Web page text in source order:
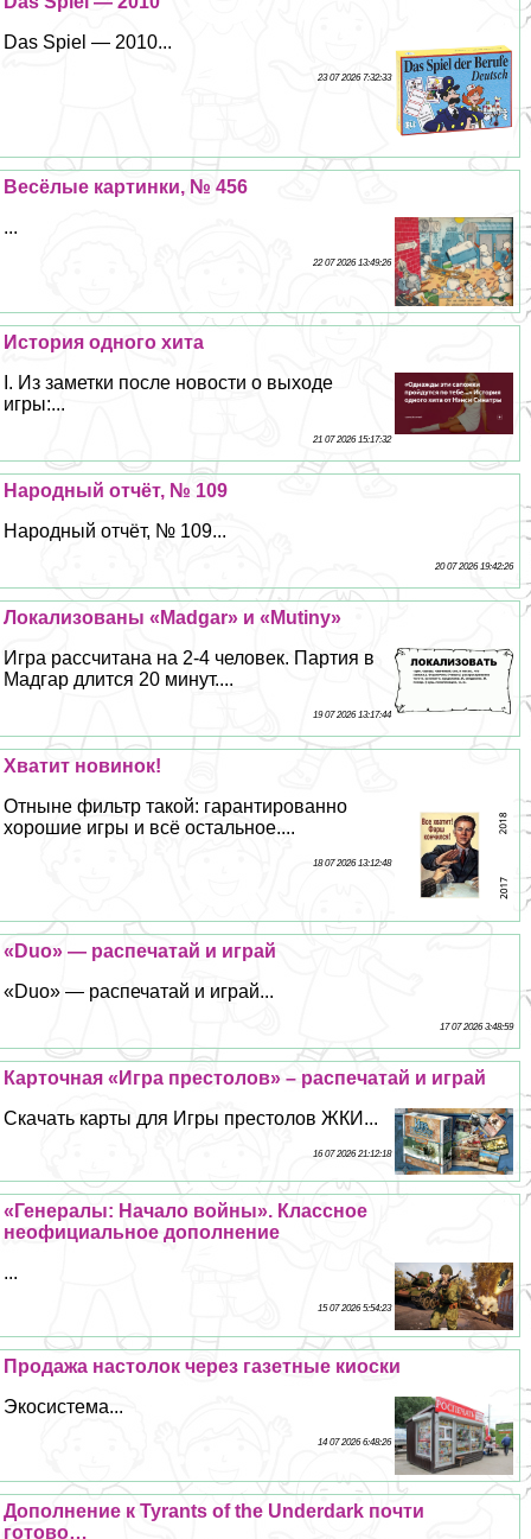
Das Spiel — 2010...
23 07 2026 7:32:33
Весёлые картинки, № 456
...
22 07 2026 13:49:26
История одного хита
I. Из заметки после новости о выходе
игры:...
21 07 2026 15:17:32
Народный отчёт, № 109
Народный отчёт, № 109...
20 07 2026 19:42:26
Локализованы «Madgar» и «Mutiny»
Игра рассчитана на 2-4 человек. Партия в
Мадгар длится 20 минут....
19 07 2026 13:17:44
Хватит новинок!
Отныне фильтр такой: гарантированно
хорошие игры и всё остальное....
18 07 2026 13:12:48
«Duo» — распечатай и играй
«Duo» — распечатай и играй...
17 07 2026 3:48:59
Карточная «Игра престолов» – распечатай и играй
Скачать карты для Игры престолов ЖКИ...
16 07 2026 21:12:18
«Генералы: Начало войны». Классное
неофициальное дополнение
...
15 07 2026 5:54:23
Продажа настолок через газетные киоски
Экосистема...
14 07 2026 6:48:26
Дополнение к Tyrants of the Underdark почти
готово…